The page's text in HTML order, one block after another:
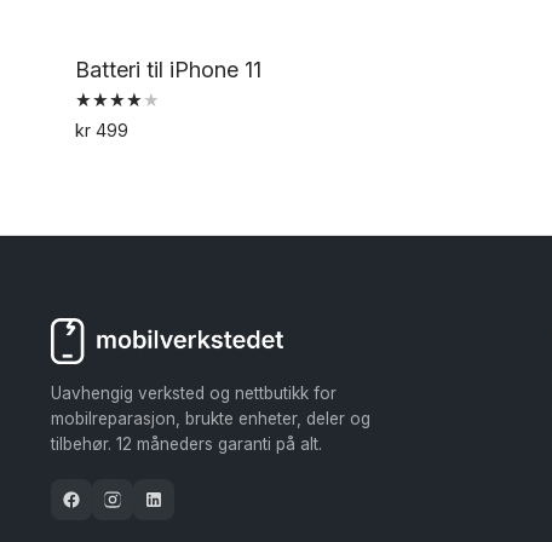
Batteri til iPhone 11
Vurdert
4.00
kr 499
Uavhengig verksted og nettbutikk for
mobilreparasjon, brukte enheter, deler og
tilbehør. 12 måneders garanti på alt.